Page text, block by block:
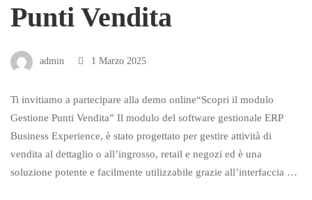
Punti Vendita
admin 1 Marzo 2025
Ti invitiamo a partecipare alla demo online“Scopri il modulo
Gestione Punti Vendita” Il modulo del software gestionale ERP
Business Experience, è stato progettato per gestire attività di
vendita al dettaglio o all’ingrosso, retail e negozi ed è una
soluzione potente e facilmente utilizzabile grazie all’interfaccia …